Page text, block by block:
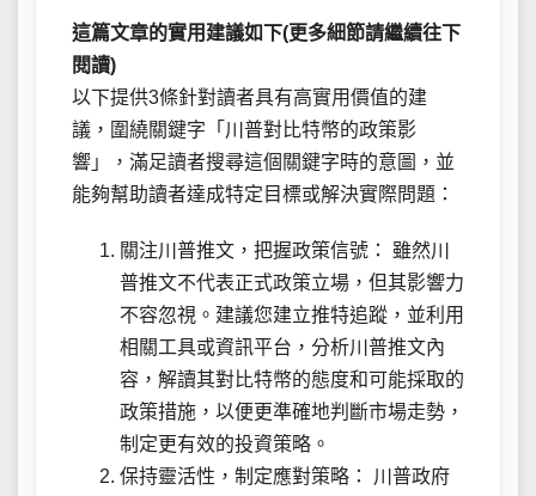
這篇文章的實用建議如下(更多細節請繼續往下
閱讀)
以下提供3條針對讀者具有高實用價值的建
議，圍繞關鍵字「川普對比特幣的政策影
響」，滿足讀者搜尋這個關鍵字時的意圖，並
能夠幫助讀者達成特定目標或解決實際問題：
關注川普推文，把握政策信號： 雖然川
普推文不代表正式政策立場，但其影響力
不容忽視。建議您建立推特追蹤，並利用
相關工具或資訊平台，分析川普推文內
容，解讀其對比特幣的態度和可能採取的
政策措施，以便更準確地判斷市場走勢，
制定更有效的投資策略。
保持靈活性，制定應對策略： 川普政府